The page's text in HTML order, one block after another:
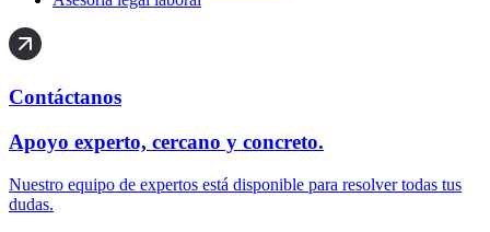
Contáctanos
Apoyo experto, cercano y concreto.
Nuestro equipo de expertos está disponible para resolver todas tus
dudas.